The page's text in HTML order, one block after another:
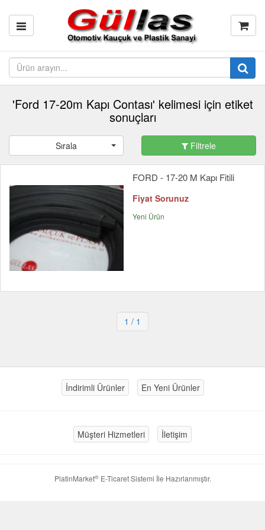
'Ford 17-20m Kapı Contası' kelimesi için etiket
sonuçları
Sırala Filtrele
FORD - 17-20 M Kapı Fitili
Fiyat Sorunuz
Yeni Ürün
1 / 1
İndirimli Ürünler En Yeni Ürünler
Müşteri Hizmetleri İletişim
PlatinMarket®E-Ticaret Sistemi İle Hazırlanmıştır.